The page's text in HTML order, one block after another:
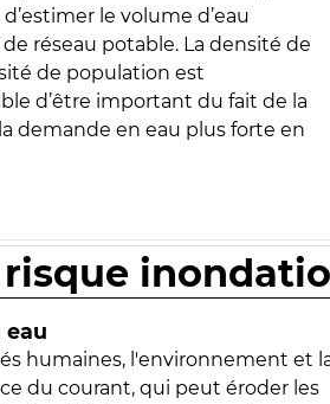
le volume d’eau
réseau potable. La densité de
de population est
d’être important du fait de la
demande en eau plus forte en
eau
humaines, l'environnement et
du courant, qui peut éroder les